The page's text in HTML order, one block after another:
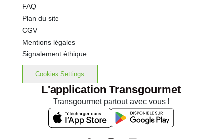
FAQ
Plan du site
CGV
Mentions légales
Signalement éthique
Cookies Settings
L'application Transgourmet
Transgourmet partout avec vous !